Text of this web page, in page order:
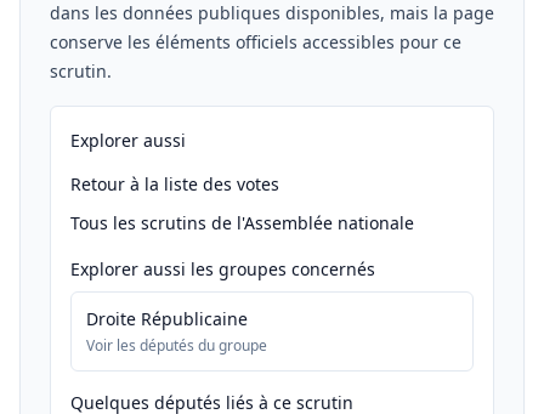
dans les données publiques disponibles, mais la page
conserve les éléments officiels accessibles pour ce
scrutin.
Explorer aussi
Retour à la liste des votes
Tous les scrutins de l'Assemblée nationale
Explorer aussi les groupes concernés
Droite Républicaine
Voir les députés du groupe
Quelques députés liés à ce scrutin